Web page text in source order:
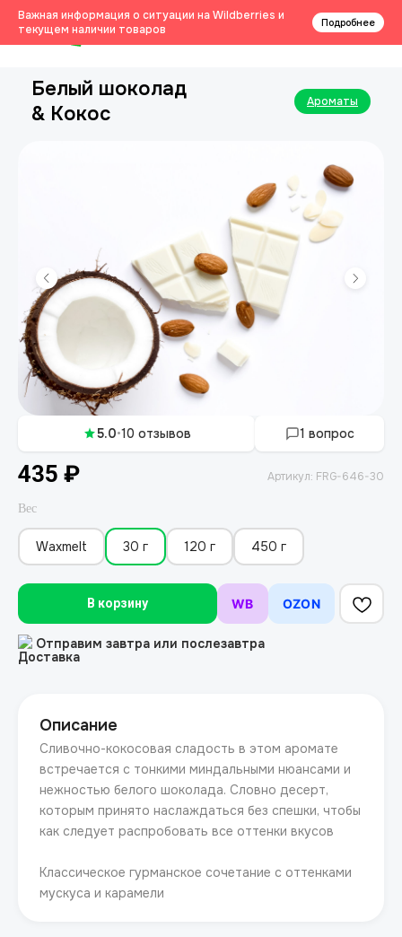
Важная информация о ситуации на Wildberries и
текущем наличии товаров
Подробнее
0
Белый шоколад
& Кокос
Ароматы
5.0•10 отзывов 1 вопрос
435 ₽ Артикул: FRG-646-30
Вес
Waxmelt 30 г 120 г 450 г
В корзину WB OZON
Отправим завтра или послезавтра
Описание
Сливочно-кокосовая сладость в этом аромате
встречается с тонкими миндальными нюансами и
нежностью белого шоколада. Словно десерт,
которым принято наслаждаться без спешки, чтобы
как следует распробовать все оттенки вкусов
Классическое гурманское сочетание с оттенками
мускуса и карамели